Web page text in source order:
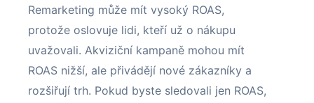
Remarketing může mít vysoký ROAS,
protože oslovuje lidi, kteří už o nákupu
uvažovali. Akviziční kampaně mohou mít
ROAS nižší, ale přivádějí nové zákazníky a
rozšiřují trh. Pokud byste sledovali jen ROAS,